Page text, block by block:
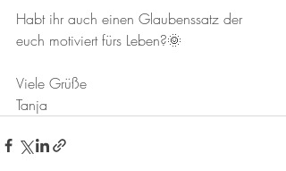
Habt ihr auch einen Glaubenssatz der
euch motiviert fürs Leben?🌞
Viele Grüße
Tanja